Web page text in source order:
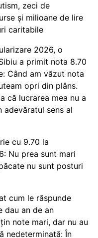
zeci de
și milioane de lire
caritabile
2026, o
a primit nota 8.70
Când am văzut nota
opri din plâns.
că lucrarea mea nu a
sens al
cu 9.70 la
Nu prea sunt mari
nu sunt posturi
cum le răspunde
dau an de an
note mari, dar nu au
nedeterminată: În